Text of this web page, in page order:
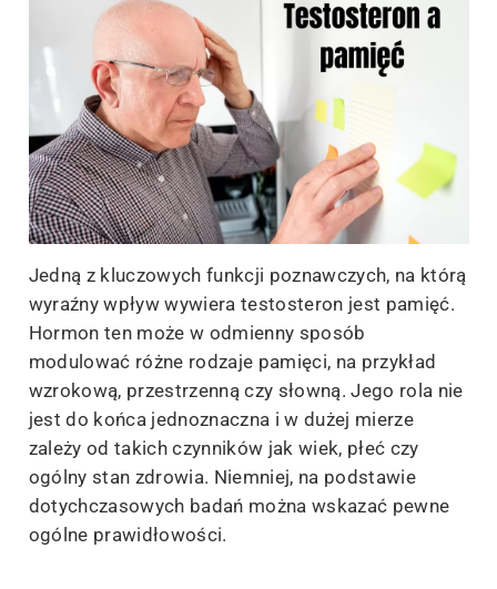
Jedną z kluczowych funkcji poznawczych, na którą
wyraźny wpływ wywiera testosteron jest pamięć.
Hormon ten może w odmienny sposób
modulować różne rodzaje pamięci, na przykład
wzrokową, przestrzenną czy słowną. Jego rola nie
jest do końca jednoznaczna i w dużej mierze
zależy od takich czynników jak wiek, płeć czy
ogólny stan zdrowia. Niemniej, na podstawie
dotychczasowych badań można wskazać pewne
ogólne prawidłowości.